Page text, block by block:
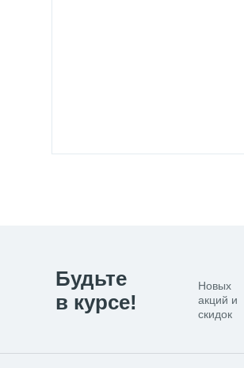
Будьте
в курсе!
Новых
акций и
скидок